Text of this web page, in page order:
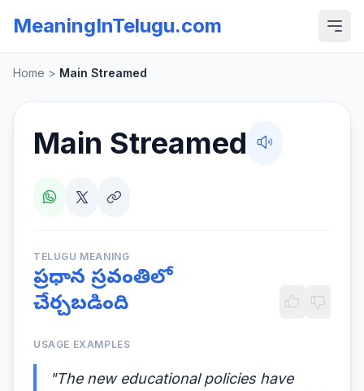
MeaningInTelugu.com
Home > Main Streamed
Main Streamed
TELUGU MEANING
ప్రధాన స్రవంతిలో
చేర్చబడింది
USAGE EXAMPLES
"The new educational policies have